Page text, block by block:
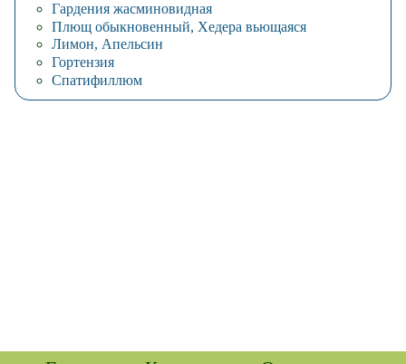
Гардения жасминовидная
Плющ обыкновенный, Хедера вьющаяся
Лимон, Апельсин
Гортензия
Спатифиллюм